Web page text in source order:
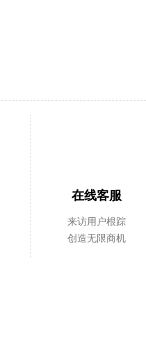
在线客服
来访用户根踪
创造无限商机